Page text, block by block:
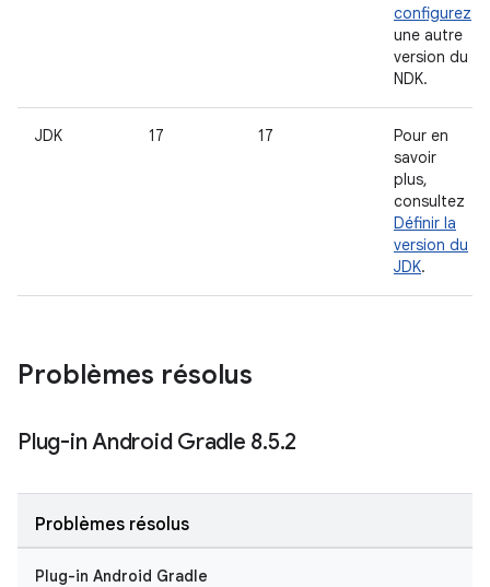
configurez
une autre
version du
NDK.
JDK 17 17
Pour en
savoir
plus,
consultez
Définir la
version du
JDK.
Problèmes résolus
Plug-in Android Gradle 8.5.2
Problèmes résolus
Plug-in Android Gradle